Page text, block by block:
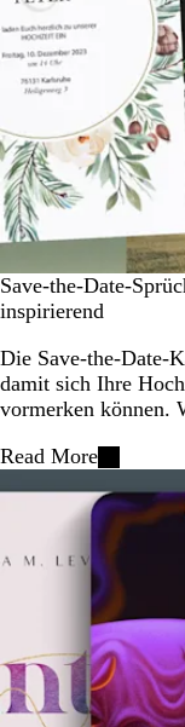
Save-the-Date-
inspirierend
Die Save-the-Date-
damit sich Ihre
vormerken können.
Read More